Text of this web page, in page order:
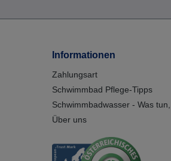
Informationen
Zahlungsart
Schwimmbad Pflege-Tipps
Schwimmbadwasser - Was
Über uns